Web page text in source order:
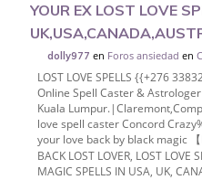
YOUR EX LOST LOVE
dolly977 en Foros ansiedad en
LOST LOVE SPELLS {{+276
Online Spell Caster &
Kuala
love spell caster Concord
your love back by black magic 【
BACK LOST LOVER, LOST LOVE
MAGIC SPELLS IN USA, UK,